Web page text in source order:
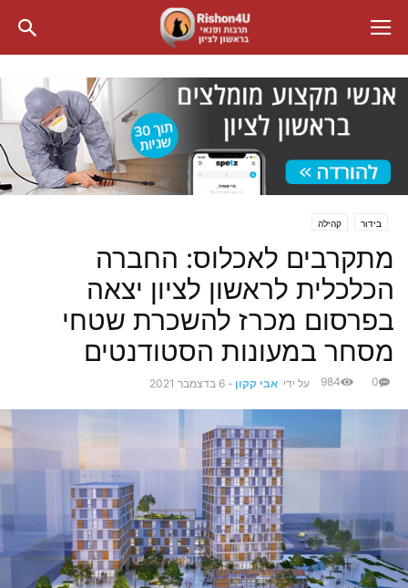
בידור קהילה
מתקרבים לאכלוס: החברה
הכלכלית לראשון לציון יצאה
בפרסום מכרז להשכרת שטחי
מסחר במעונות הסטודנטים
על ידי אבי קקון - 6 בדצמבר 2021 0
984